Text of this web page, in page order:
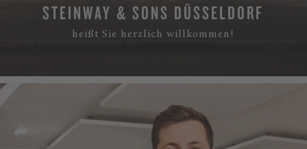
STEINWAY & SONS DÜSSELDORF
heißt Sie herzlich willkommen!